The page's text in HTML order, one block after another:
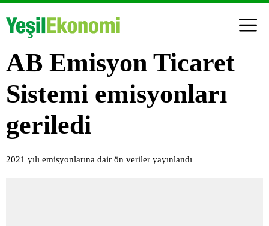
AB Emisyon Ticaret
Sistemi emisyonları
geriledi
2021 yılı emisyonlarına dair ön veriler yayınlandı